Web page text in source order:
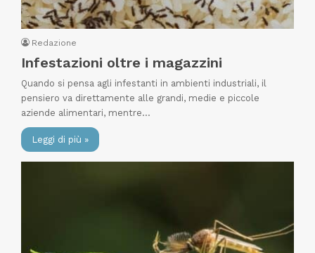
Redazione
Infestazioni oltre i magazzini
Quando si pensa agli infestanti in ambienti industriali, il
pensiero va direttamente alle grandi, medie e piccole
aziende alimentari, mentre…
Leggi di più »